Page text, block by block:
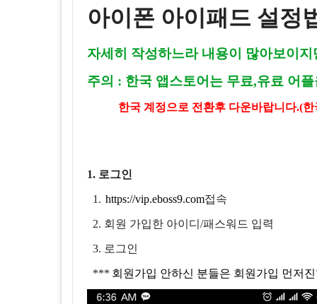
아이폰 아이패드 설정
자세히 작성하느라 내용이 많아보이
주의 : 한국 앱스토어는 무료,유료 어
한국 계정으로 전환후 다운바랍니다.(한
1. 로그인
1. https://vip.eboss9.com접속
2. 회원 가입한 아이디/패스워드 입력
3. 로그인
*** 회원가입 안하신 분들은 회원가입 먼저